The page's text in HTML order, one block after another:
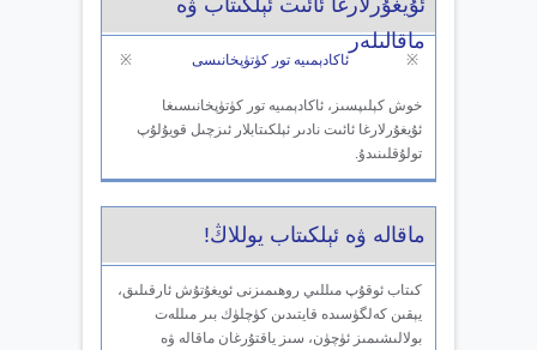
ماقالىلەر
※ ئاكادېمىيە تور كۈتۈپخانىسى ※
خوش كېلىپسىز، ئاكادېمىيە تور كۈتۈپخانىسىغا
ئۇيغۇرلارغا ئائىت نادىر ئېلكىتابلار ئىزچىل قويۇلۇپ
تولۇقلىنىدۇ.
ماقالە ۋە ئېلكىتاب يوللاڭ!
كىتاب ئوقۇپ مىللىي روھىمىزنى ئويغۇتۇش ئارقىلىق،
يېقىن كەلگۈسىدە قايتىدىن كۈچلۈك بىر مىللەت
بولالىشىمىز ئۈچۈن، سىز ياقتۇرغان ماقالە ۋە